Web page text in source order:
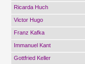
Ricarda Huch
Victor Hugo
Franz Kafka
Immanuel Kant
Gottfried Keller